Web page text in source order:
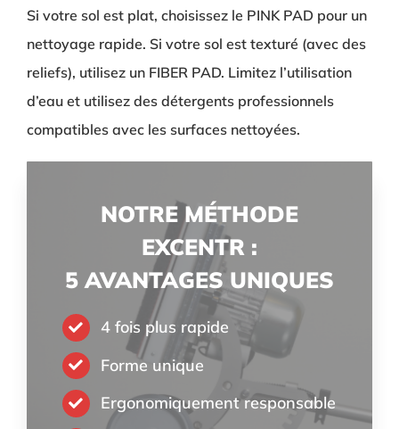
Si votre sol est plat, choisissez le PINK PAD pour un
nettoyage rapide. Si votre sol est texturé (avec des
reliefs), utilisez un FIBER PAD. Limitez l’utilisation
d’eau et utilisez des détergents professionnels
compatibles avec les surfaces nettoyées.
NOTRE MÉTHODE
EXCENTR :
5 AVANTAGES UNIQUES
4 fois plus rapide
Forme unique
Ergonomiquement responsable